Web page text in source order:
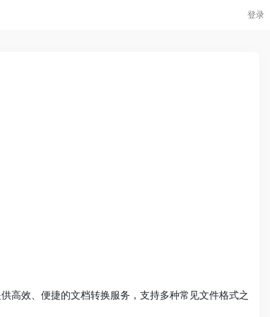
登录
高效、便捷的文档转换服务，支持多种常见文件格式之